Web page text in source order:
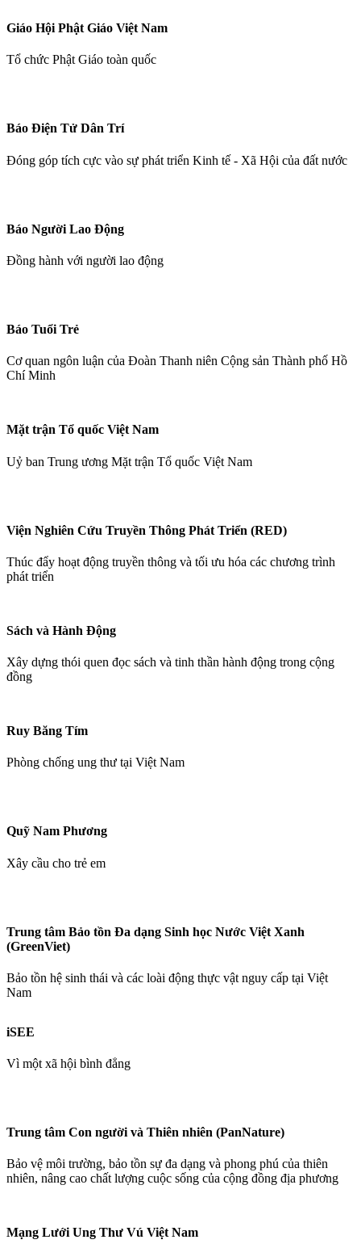
Giáo Hội Phật Giáo Việt Nam
Tổ chức Phật Giáo toàn quốc
Báo Điện Tử Dân Trí
Đóng góp tích cực vào sự phát triển Kinh tế - Xã Hội của đất nước
Báo Người Lao Động
Đồng hành với người lao động
Báo Tuổi Trẻ
Cơ quan ngôn luận của Đoàn Thanh niên Cộng sản Thành phố Hồ
Chí Minh
Mặt trận Tổ quốc Việt Nam
Uỷ ban Trung ương Mặt trận Tổ quốc Việt Nam
Viện Nghiên Cứu Truyền Thông Phát Triển (RED)
Thúc đẩy hoạt động truyền thông và tối ưu hóa các chương trình
phát triển
Sách và Hành Động
Xây dựng thói quen đọc sách và tinh thần hành động trong cộng
đồng
Ruy Băng Tím
Phòng chống ung thư tại Việt Nam
Quỹ Nam Phương
Xây cầu cho trẻ em
Trung tâm Bảo tồn Đa dạng Sinh học Nước Việt Xanh
(GreenViet)
Bảo tồn hệ sinh thái và các loài động thực vật nguy cấp tại Việt
Nam
iSEE
Vì một xã hội bình đẳng
Trung tâm Con người và Thiên nhiên (PanNature)
Bảo vệ môi trường, bảo tồn sự đa dạng và phong phú của thiên
nhiên, nâng cao chất lượng cuộc sống của cộng đồng địa phương
Mạng Lưới Ung Thư Vú Việt Nam